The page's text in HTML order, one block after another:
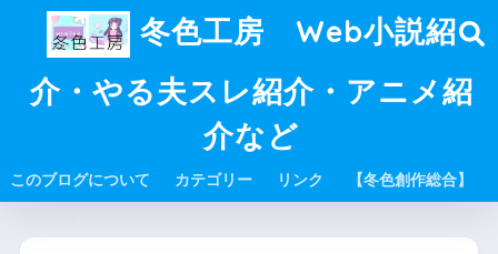
冬色工房 Web小説紹
介・やる夫スレ紹介・アニメ紹
介など
このブログについて カテゴリー リンク 【冬色創作総合】